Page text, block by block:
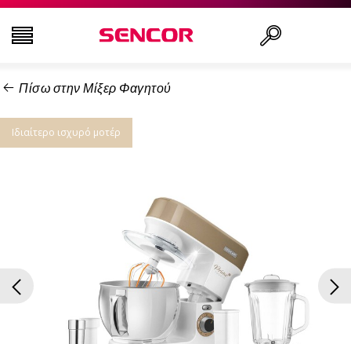
ΤΗΛΕΟΡΆΣΕΙΣ
ΕΙΚΌΝΑ & ΉΧΟΣ
ΝΟΙΚΟΚΥΡΙΌ
ΥΓΕΊΑ ΚΑΙ ΟΜΟΡΦΙΆ
ΕΊΔΗ ΓΡΑΦΕΊΟΥ ΚΑΙ ΚΑΛΏΔΙΑ
Πίσω στην Μίξερ Φαγητού
Ιδιαίτερο ισχυρό μοτέρ